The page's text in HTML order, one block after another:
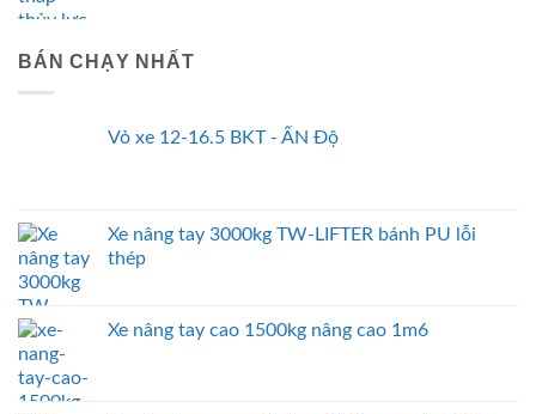
BÁN CHẠY NHẤT
Vỏ xe 12-16.5 BKT - ẤN Độ
Xe nâng tay 3000kg TW-LIFTER bánh PU lỗi
thép
Xe nâng tay cao 1500kg nâng cao 1m6